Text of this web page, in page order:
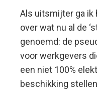
Als uitsmijter ga ik
over wat nu al de
genoemd: de
voor werkgevers
een niet 100%
beschikking